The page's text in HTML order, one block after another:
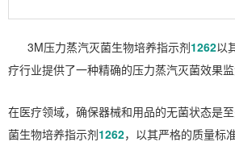
3M压力蒸汽灭菌生物培养指示剂1262以
疗行业提供了一种精确的压力蒸汽灭菌效果监
在医疗领域，确保器械和用品的无菌状态是
菌生物培养指示剂1262，以其严格的质量标